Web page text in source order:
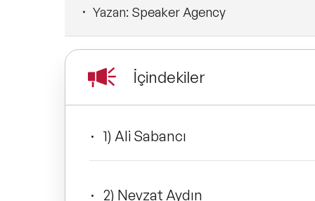
Yazan: Speaker Agency
İçindekiler
1) Ali Sabancı
2) Nevzat Aydın